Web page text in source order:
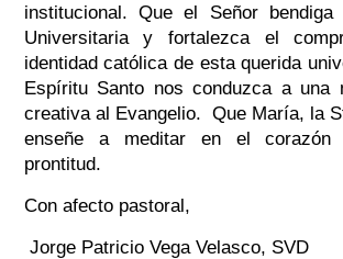
institucional. Que el Señor bendiga
Universitaria y fortalezca el
identidad católica de esta querida
Espíritu Santo nos conduzca a una
creativa al Evangelio. Que María, la
enseñe a meditar en el
prontitud.
Con afecto pastoral,
Jorge Patricio Vega Velasco, SVD